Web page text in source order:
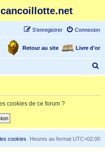
Connexion
S’enregistrer
Livre d'or
Retour au site
e
h
cookies de ce forum ?
Heures au format UTC+02:00
cookies